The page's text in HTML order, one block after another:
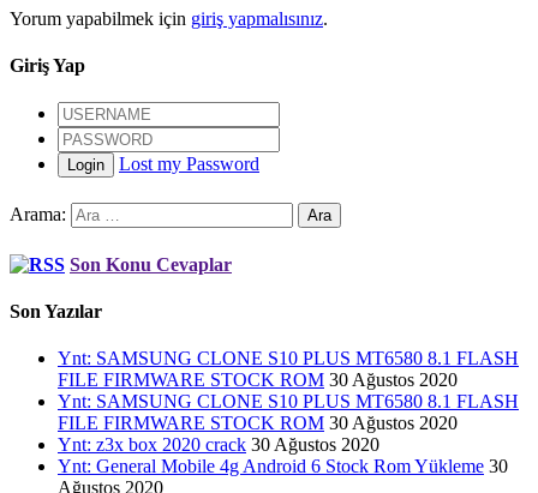
Yorum yapabilmek için giriş yapmalısınız.
Giriş Yap
Login Lost my Password
Arama:
Son Konu Cevaplar
Son Yazılar
Ynt: SAMSUNG CLONE S10 PLUS MT6580 8.1 FLASH
FILE FIRMWARE STOCK ROM 30 Ağustos 2020
Ynt: SAMSUNG CLONE S10 PLUS MT6580 8.1 FLASH
FILE FIRMWARE STOCK ROM 30 Ağustos 2020
Ynt: z3x box 2020 crack 30 Ağustos 2020
Ynt: General Mobile 4g Android 6 Stock Rom Yükleme 30
Ağustos 2020